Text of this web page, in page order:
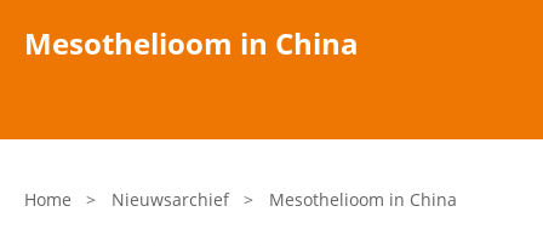
Bent u arts?
Asbest en Gezondheid
Laatste nieuws
Mesothelioom in China
Home > Nieuwsarchief > Mesothelioom in China